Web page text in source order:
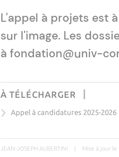
L'appel à projets est
sur l'image. Les
à fondation@univ-
À TÉLÉCHARGER
Appel à candidatures 2025-2026
JEAN-JOSEPH ALBERTINI | Mise à jour